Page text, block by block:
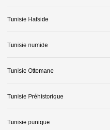
Tunisie Hafside
Tunisie numide
Tunisie Ottomane
Tunisie Préhistorique
Tunisie punique